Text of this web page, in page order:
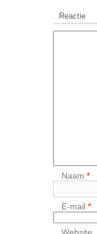
Reactie
Naam*
E-mail*